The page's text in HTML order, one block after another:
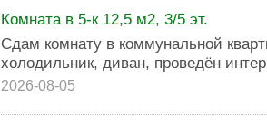
Комната в 5-к 12,5 м2, 3/5 эт.
Сдам комнату в коммунальной
холодильник, диван, проведён
2026-08-05